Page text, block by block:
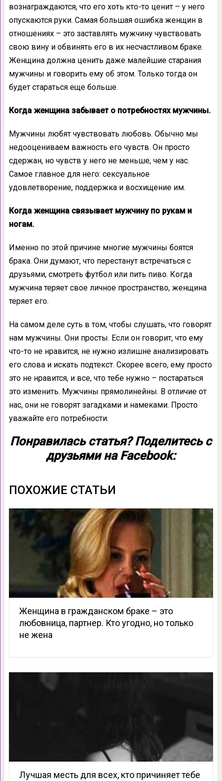
вознаграждаются, что его хоть кто-то ценит – у него
опускаются руки. Самая большая ошибка женщин в
отношениях – это заставлять мужчину чувствовать
свою вину и обвинять его в их несчастливом браке.
Женщина должна ценить даже малейшие старания
мужчины и говорить ему об этом. Только тогда он
будет стараться еще больше.
Когда женщина забывает о потребностях мужчины.
Мужчины любят чувствовать любовь. Обычно мы
недооцениваем важность его чувств. Он просто
сдержан, но чувств у него не меньше, чем у нас.
Самое главное для него: сексуальное
удовлетворение, поддержка и восхищение им.
Когда женщина связывает мужчину по рукам и
ногам.
Именно по этой причине многие мужчины боятся
брака. Они думают, что перестанут встречаться с
друзьями, смотреть футбол или пить пиво. Когда
мужчина теряет свое личное пространство, женщина
теряет его.
На самом деле суть в том, чтобы слушать, что говорят
нам мужчины. Они просты. Если он говорит, что ему
что-то не нравится, не нужно излишне анализировать
его слова и искать подтекст. Скорее всего, ему просто
это не нравится, и все, что тебе нужно – постараться
это изменить. Мужчины прямолинейны. В отличие от
нас, они не говорят загадками и намеками. Просто
уважайте его потребности.
Понравилась статья? Поделитесь с
друзьями на Facebook:
ПОХОЖИЕ СТАТЬИ
Женщина в гражданском браке – это
любовница, партнер. Кто угодно, но только
не жена
Лучшая месть для всех, кто причиняет тебе